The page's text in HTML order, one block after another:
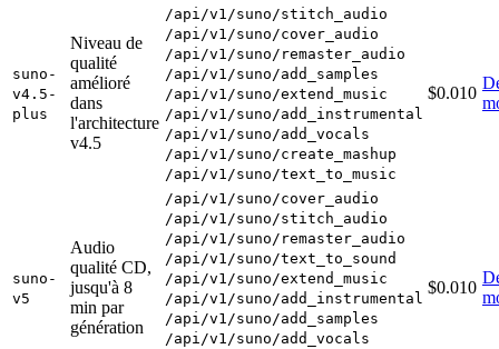
suno-
v4.5-
plus
Niveau de
qualité
amélioré
dans
l'architecture
v4.5
/api/v1/suno/stitch_audio
/api/v1/suno/cover_audio
/api/v1/suno/remaster_audio
/api/v1/suno/add_samples
/api/v1/suno/extend_music
/api/v1/suno/add_instrumental
/api/v1/suno/add_vocals
/api/v1/suno/create_mashup
/api/v1/suno/text_to_music
$0.010
suno-
v5
Audio
qualité CD,
jusqu'à 8
min par
génération
/api/v1/suno/cover_audio
/api/v1/suno/stitch_audio
/api/v1/suno/remaster_audio
/api/v1/suno/text_to_sound
/api/v1/suno/extend_music
/api/v1/suno/add_instrumental
/api/v1/suno/add_samples
/api/v1/suno/add_vocals
$0.010